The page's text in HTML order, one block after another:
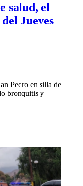
salud, el
Jueves
Pedro en silla de
bronquitis y